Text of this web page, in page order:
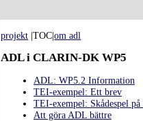
projekt |TOC|om adl
ADL i CLARIN-DK WP5
ADL: WP5.2 Information
TEI-exempel: Ett brev
TEI-exempel: Skådespel på
Att göra ADL bättre